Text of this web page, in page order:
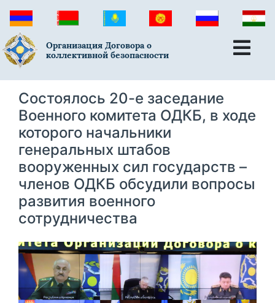
Организация Договора о
коллективной безопасности
Состоялось 20-е заседание
Военного комитета ОДКБ, в ходе
которого начальники
генеральных штабов
вооруженных сил государств –
членов ОДКБ обсудили вопросы
развития военного
сотрудничества